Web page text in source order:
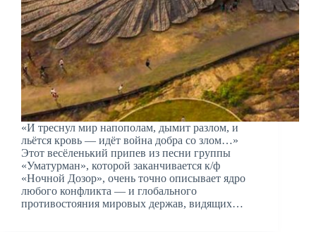
«И треснул мир напополам, дымит разлом, и
льётся кровь — идёт война добра со злом…»
Этот весёленький припев из песни группы
«Уматурман», которой заканчивается к/ф
«Ночной Дозор», очень точно описывает ядро
любого конфликта — и глобального
противостояния мировых держав, видящих…